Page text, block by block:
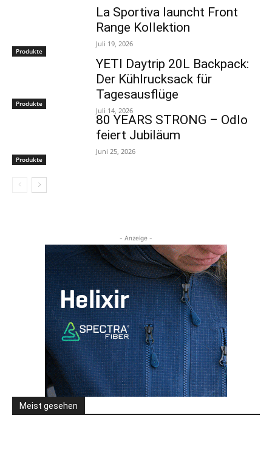
Produkte
La Sportiva launcht Front
Range Kollektion
Juli 19, 2026
Produkte
YETI Daytrip 20L Backpack:
Der Kühlrucksack für
Tagesausflüge
Juli 14, 2026
Produkte
80 YEARS STRONG – Odlo
feiert Jubiläum
Juni 25, 2026
- Anzeige -
Meist gesehen